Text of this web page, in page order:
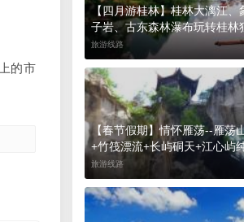
的市
【四月游桂林】桂林大漓江、
子岩、古东森林瀑布玩转桂林
飞五日游
旅游线路
【春节假期】情怀雁荡--雁荡
+竹筏漂流+长屿硐天+江心屿
日游
旅游线路